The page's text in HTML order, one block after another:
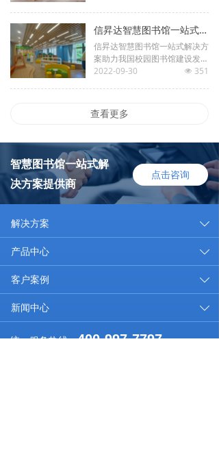
信昇达智慧图书馆一站式解决方案助力厦门教科院附小启迪智慧 点亮梦想！
信昇达智慧图书馆一站式解决方
案助力我国校园图书馆建设发
展，助力落实“双减”，给所有儿
学生的心中，启迪智慧、点亮梦
想！
넶 351
2022-09-30
查看更多
끀
解决方案 ꄳ
끀
产品中心 ꄳ
끀
客户案例 ꄳ
끀
新闻中心 ꄳ
统一服务热线：400-997-7797
智慧图书馆一站式解
决方案提供商
点击咨询